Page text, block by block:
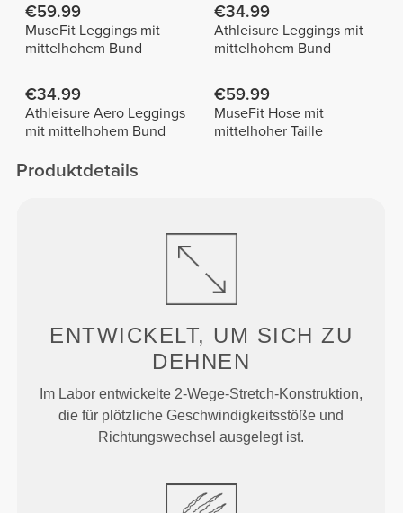
€59.99
MuseFit Leggings mit
mittelhohem Bund
€34.99
Athleisure Leggings mit
mittelhohem Bund
€34.99
Athleisure Aero Leggings
mit mittelhohem Bund
€59.99
MuseFit Hose mit
mittelhoher Taille
Produktdetails
ENTWICKELT, UM SICH ZU
DEHNEN
Im Labor entwickelte 2-Wege-Stretch-Konstruktion,
die für plötzliche Geschwindigkeitsstöße und
Richtungswechsel ausgelegt ist.